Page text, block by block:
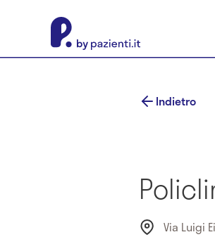
Indietro
Via Luigi